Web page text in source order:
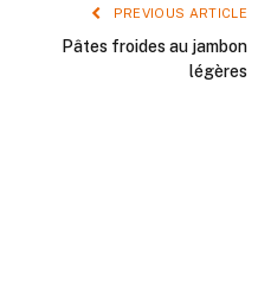
PREVIOUS ARTICLE
Pâtes froides au jambon
légères